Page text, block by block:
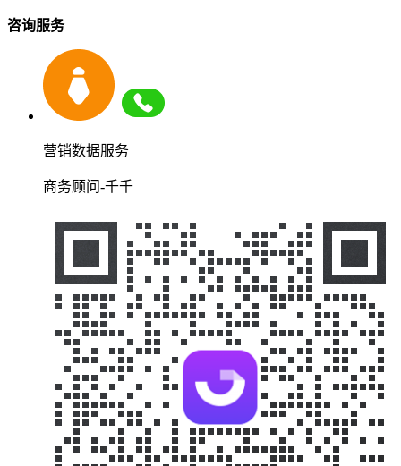
咨询服务
营销数据服务
商务顾问-千千